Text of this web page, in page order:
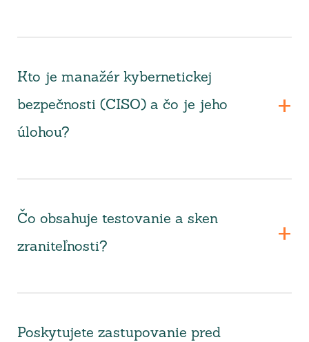
Kto je manažér kybernetickej
bezpečnosti (CISO) a čo je jeho
úlohou?
Čo obsahuje testovanie a sken
zraniteľnosti?
Poskytujete zastupovanie pred